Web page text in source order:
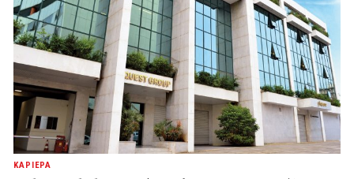
ΚΑΡΙΕΡΑ